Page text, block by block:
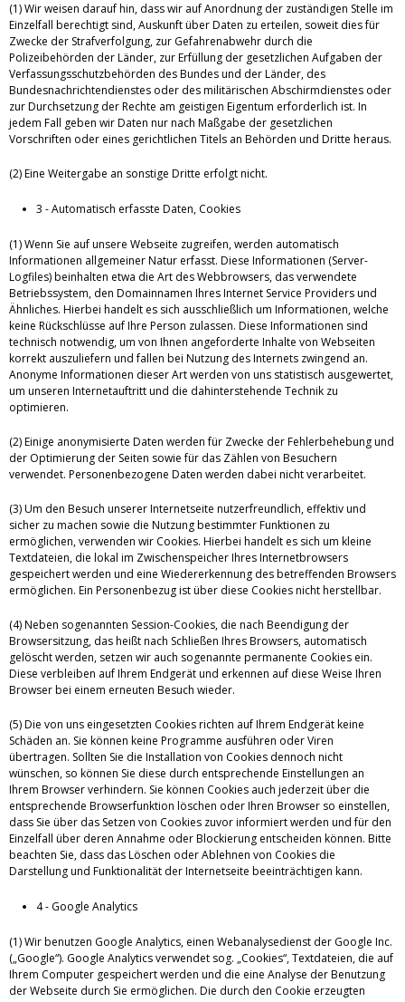
(1) Wir weisen darauf hin, dass wir auf Anordnung der zuständigen Stelle im
Einzelfall berechtigt sind, Auskunft über Daten zu erteilen, soweit dies für
Zwecke der Strafverfolgung, zur Gefahrenabwehr durch die
Polizeibehörden der Länder, zur Erfüllung der gesetzlichen Aufgaben der
Verfassungsschutzbehörden des Bundes und der Länder, des
Bundesnachrichtendienstes oder des militärischen Abschirmdienstes oder
zur Durchsetzung der Rechte am geistigen Eigentum erforderlich ist. In
jedem Fall geben wir Daten nur nach Maßgabe der gesetzlichen
Vorschriften oder eines gerichtlichen Titels an Behörden und Dritte heraus.
(2) Eine Weitergabe an sonstige Dritte erfolgt nicht.
3 - Automatisch erfasste Daten, Cookies
(1) Wenn Sie auf unsere Webseite zugreifen, werden automatisch
Informationen allgemeiner Natur erfasst. Diese Informationen (Server-
Logfiles) beinhalten etwa die Art des Webbrowsers, das verwendete
Betriebssystem, den Domainnamen Ihres Internet Service Providers und
Ähnliches. Hierbei handelt es sich ausschließlich um Informationen, welche
keine Rückschlüsse auf Ihre Person zulassen. Diese Informationen sind
technisch notwendig, um von Ihnen angeforderte Inhalte von Webseiten
korrekt auszuliefern und fallen bei Nutzung des Internets zwingend an.
Anonyme Informationen dieser Art werden von uns statistisch ausgewertet,
um unseren Internetauftritt und die dahinterstehende Technik zu
optimieren.
(2) Einige anonymisierte Daten werden für Zwecke der Fehlerbehebung und
der Optimierung der Seiten sowie für das Zählen von Besuchern
verwendet. Personenbezogene Daten werden dabei nicht verarbeitet.
(3) Um den Besuch unserer Internetseite nutzerfreundlich, effektiv und
sicher zu machen sowie die Nutzung bestimmter Funktionen zu
ermöglichen, verwenden wir Cookies. Hierbei handelt es sich um kleine
Textdateien, die lokal im Zwischenspeicher Ihres Internetbrowsers
gespeichert werden und eine Wiedererkennung des betreffenden Browsers
ermöglichen. Ein Personenbezug ist über diese Cookies nicht herstellbar.
(4) Neben sogenannten Session-Cookies, die nach Beendigung der
Browsersitzung, das heißt nach Schließen Ihres Browsers, automatisch
gelöscht werden, setzen wir auch sogenannte permanente Cookies ein.
Diese verbleiben auf Ihrem Endgerät und erkennen auf diese Weise Ihren
Browser bei einem erneuten Besuch wieder.
(5) Die von uns eingesetzten Cookies richten auf Ihrem Endgerät keine
Schäden an. Sie können keine Programme ausführen oder Viren
übertragen. Sollten Sie die Installation von Cookies dennoch nicht
wünschen, so können Sie diese durch entsprechende Einstellungen an
Ihrem Browser verhindern. Sie können Cookies auch jederzeit über die
entsprechende Browserfunktion löschen oder Ihren Browser so einstellen,
dass Sie über das Setzen von Cookies zuvor informiert werden und für den
Einzelfall über deren Annahme oder Blockierung entscheiden können. Bitte
beachten Sie, dass das Löschen oder Ablehnen von Cookies die
Darstellung und Funktionalität der Internetseite beeinträchtigen kann.
4 - Google Analytics
(1) Wir benutzen Google Analytics, einen Webanalysedienst der Google Inc.
(„Google“). Google Analytics verwendet sog. „Cookies“, Textdateien, die auf
Ihrem Computer gespeichert werden und die eine Analyse der Benutzung
der Webseite durch Sie ermöglichen. Die durch den Cookie erzeugten